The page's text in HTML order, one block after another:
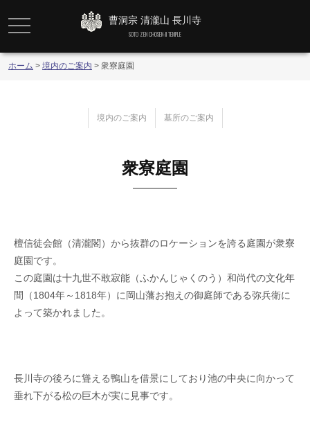
曹洞宗 清瀧山 長川寺
SOTO ZEN CHOSEN-JI TEMPLE
メニュー
ホーム > 境内のご案内 > 衆寮庭園
境内のご案内 墓所のご案内
衆寮庭園
檀信徒会館（清瀧閣）から抜群のロケーションを誇る庭園が衆寮
庭園です。
この庭園は十九世不敢寂能（ふかんじゃくのう）和尚代の文化年
間（1804年～1818年）に岡山藩お抱えの御庭師である弥兵衛に
よって築かれました。
長川寺の後ろに聳える鴨山を借景にしており池の中央に向かって
垂れ下がる松の巨木が実に見事です。